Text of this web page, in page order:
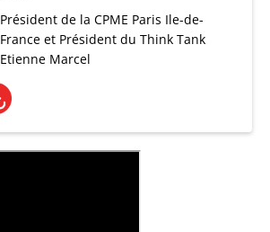
Président de la CPME Paris Ile-de-
France et Président du Think Tank
Etienne Marcel